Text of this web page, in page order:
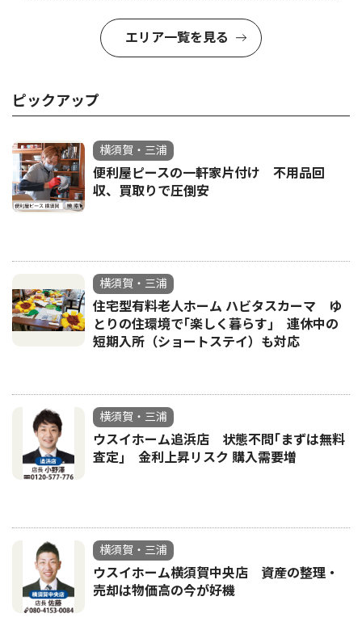
エリア一覧を見る
ピックアップ
横須賀・三浦
便利屋ピースの一軒家片付け 不用品回
収、買取りで圧倒安
横須賀・三浦
住宅型有料老人ホーム ハビタスカーマ ゆ
とりの住環境で｢楽しく暮らす｣ 連休中の
短期入所（ショートステイ）も対応
横須賀・三浦
ウスイホーム追浜店 状態不問｢まずは無料
査定｣ 金利上昇リスク 購入需要増
横須賀・三浦
ウスイホーム横須賀中央店 資産の整理・
売却は物価高の今が好機